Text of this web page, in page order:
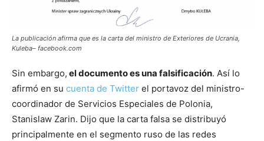
La publicación afirma que es la carta del ministro de Exteriores de Ucrania,
Kuleba– facebook.com
Sin embargo, el documento es una falsificación. Así lo
afirmó en su cuenta de Twitter el portavoz del ministro-
coordinador de Servicios Especiales de Polonia,
Stanislaw Zarin. Dijo que la carta falsa se distribuyó
principalmente en el segmento ruso de las redes